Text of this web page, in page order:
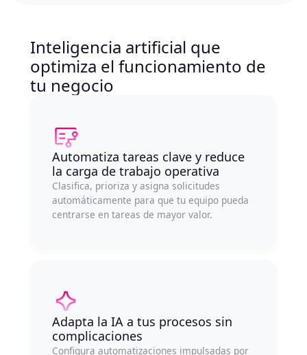
Inteligencia artificial que
optimiza el funcionamiento de
tu negocio
Automatiza tareas clave y reduce
la carga de trabajo operativa
Clasifica, prioriza y asigna solicitudes
automáticamente para que tu equipo pueda
centrarse en tareas de mayor valor.
Adapta la IA a tus procesos sin
complicaciones
Configura automatizaciones impulsadas por